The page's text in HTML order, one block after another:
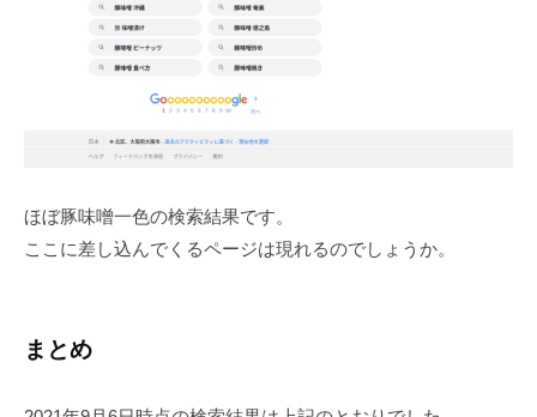
ほぼ豚味噌一色の検索結果です。
ここに差し込んでくるページは現れるのでしょうか。
まとめ